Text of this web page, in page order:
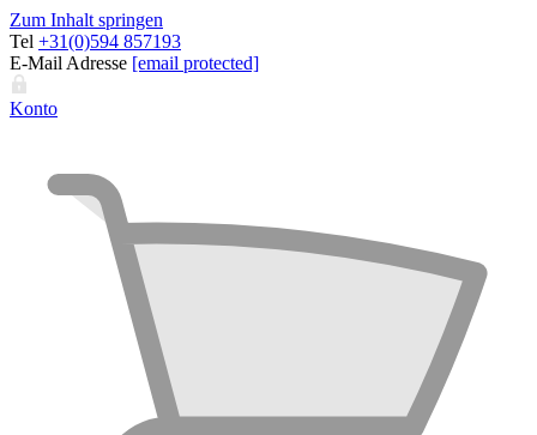
Zum Inhalt springen
Tel +31(0)594 857193
E-Mail Adresse [email protected]
Konto